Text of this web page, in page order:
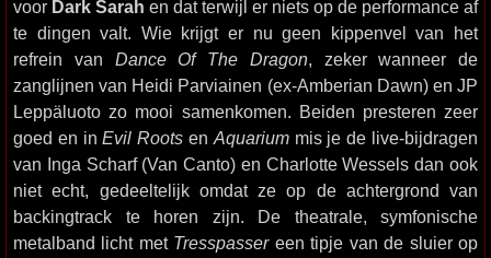
voor Dark Sarah en dat terwijl er niets op de performance af
te dingen valt. Wie krijgt er nu geen kippenvel van het
refrein van Dance Of The Dragon, zeker wanneer de
zanglijnen van Heidi Parviainen (ex-Amberian Dawn) en JP
Leppäluoto zo mooi samenkomen. Beiden presteren zeer
goed en inEvil Roots en Aquariummis je de live-bijdragen
van Inga Scharf (Van Canto) en Charlotte Wessels dan ook
niet echt, gedeeltelijk omdat ze op de achtergrond van
backingtrack te horen zijn. De theatrale, symfonische
metalband licht met Tresspassereen tipje van de sluier op